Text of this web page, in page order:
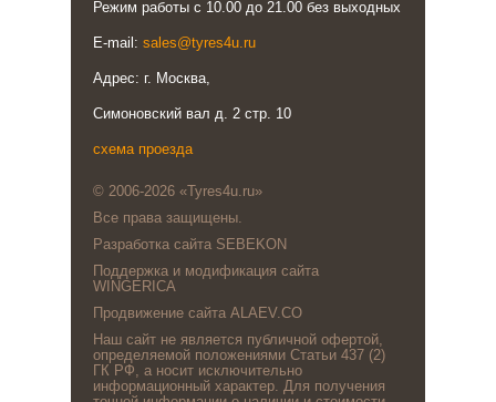
Режим работы с 10.00 до 21.00 без выходных
E-mail: sales@tyres4u.ru
Адрес: г. Москва,
Симоновский вал д. 2 стр. 10
схема проезда
© 2006-2026 «Tyres4u.ru»
Все права защищены.
Разработка сайта SEBEKON
Поддержка и модификация сайта
WINGERICA
Продвижение сайта ALAEV.CO
Наш сайт не является публичной офертой,
определяемой положениями Статьи 437 (2)
ГК РФ, а носит исключительно
информационный характер. Для получения